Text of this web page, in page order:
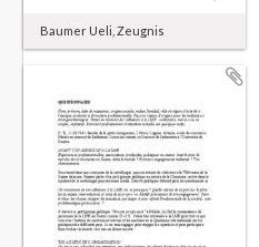
Baumer Ueli, Zeugnis